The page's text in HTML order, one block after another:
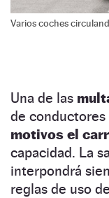
Varios coches
Una de las
de conductores
motivos el
capacidad. La
interpondrá
reglas de uso